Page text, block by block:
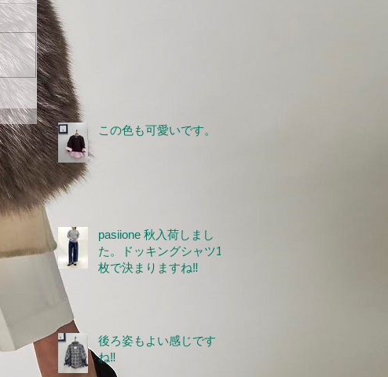
この色も可愛いです。
pasiione 秋入荷しまし
た。ドッキングシャツ1
枚で決まりますね‼
後ろ姿もよい感じです
ね‼